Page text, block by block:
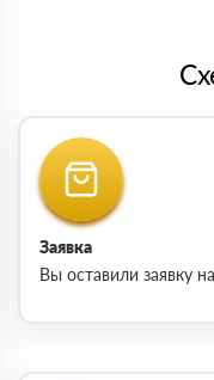
Заявка
Вы оставили заявку